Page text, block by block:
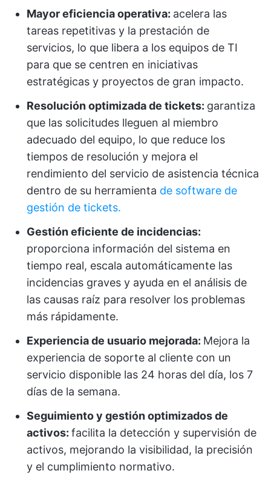
Mayor eficiencia operativa: acelera las
tareas repetitivas y la prestación de
servicios, lo que libera a los equipos de TI
para que se centren en iniciativas
estratégicas y proyectos de gran impacto.
Resolución optimizada de tickets: garantiza
que las solicitudes lleguen al miembro
adecuado del equipo, lo que reduce los
tiempos de resolución y mejora el
rendimiento del servicio de asistencia técnica
dentro de su herramienta de software de
gestión de tickets.
Gestión eficiente de incidencias:
proporciona información del sistema en
tiempo real, escala automáticamente las
incidencias graves y ayuda en el análisis de
las causas raíz para resolver los problemas
más rápidamente.
Experiencia de usuario mejorada: Mejora la
experiencia de soporte al cliente con un
servicio disponible las 24 horas del día, los 7
días de la semana.
Seguimiento y gestión optimizados de
activos: facilita la detección y supervisión de
activos, mejorando la visibilidad, la precisión
y el cumplimiento normativo.